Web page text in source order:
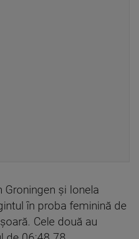
Groningen și Ionela
în proba feminină de
Cele două au